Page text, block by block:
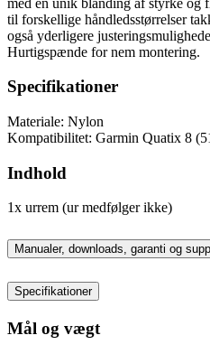
til forskellige håndledsstørrelser
også yderligere
Hurtigspænde for nem montering.
Specifikationer
Materiale: Nylon
Kompatibilitet: Garmin Quatix 8
Indhold
1x urrem (ur medfølger ikke)
Manualer, downloads, garanti og
Specifikationer
Mål og vægt